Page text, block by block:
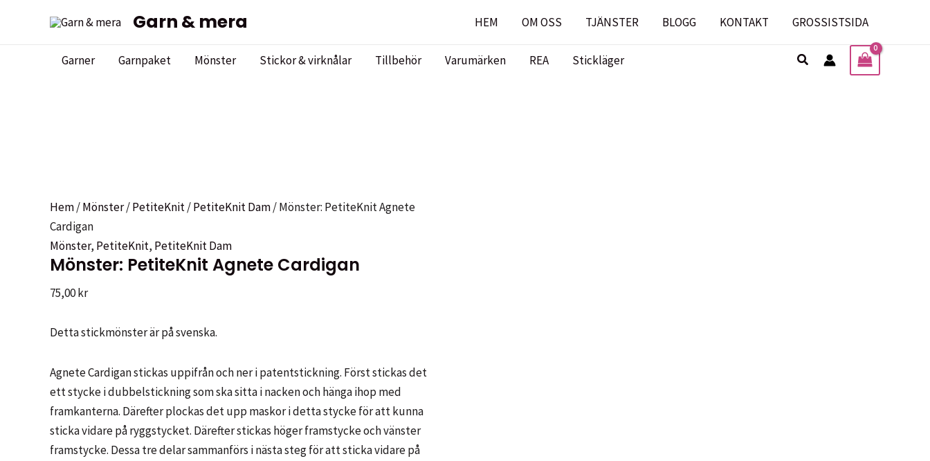
Garn & mera HEM OM OSS TJÄNSTER BLOGG KONTAKT GROSSISTSIDA
Garner Garnpaket Mönster Stickor & virknålar Tillbehör Varumärken REA Stickläger Sök
Hem/Mönster/PetiteKnit/PetiteKnit Dam/ Mönster: PetiteKnit Agnete
Cardigan
Mönster, PetiteKnit, PetiteKnit Dam
Mönster: PetiteKnit Agnete Cardigan
75,00kr
Detta stickmönster är på svenska.
Agnete Cardigan stickas uppifrån och ner i patentstickning. Först stickas det
ett stycke i dubbelstickning som ska sitta i nacken och hänga ihop med
framkanterna. Därefter plockas det upp maskor i detta stycke för att kunna
sticka vidare på ryggstycket. Därefter stickas höger framstycke och vänster
framstycke. Dessa tre delar sammanförs i nästa steg för att sticka vidare på